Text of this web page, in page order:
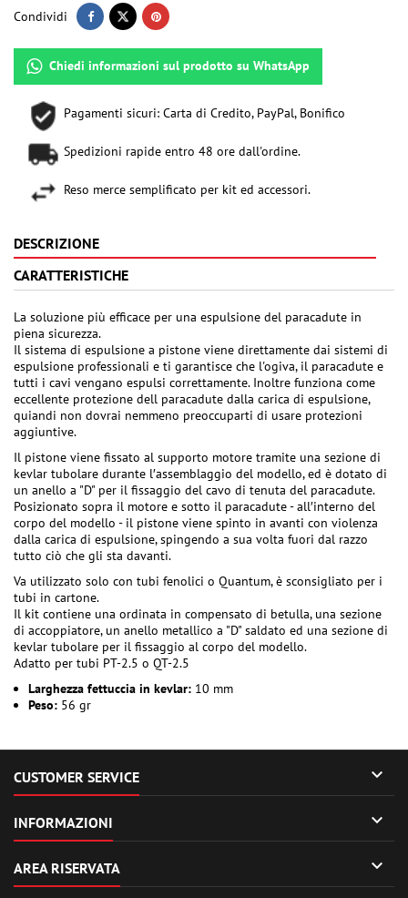
Condividi
Chiedi informazioni sul prodotto su WhatsApp
Pagamenti sicuri: Carta di Credito, PayPal, Bonifico
Spedizioni rapide entro 48 ore dall'ordine.
Reso merce semplificato per kit ed accessori.
DESCRIZIONE
CARATTERISTICHE
La soluzione più efficace per una espulsione del paracadute in
piena sicurezza.
Il sistema di espulsione a pistone viene direttamente dai sistemi di
espulsione professionali e ti garantisce che l'ogiva, il paracadute e
tutti i cavi vengano espulsi correttamente. Inoltre funziona come
eccellente protezione dell paracadute dalla carica di espulsione,
quiandi non dovrai nemmeno preoccuparti di usare protezioni
aggiuntive.
Il pistone viene fissato al supporto motore tramite una sezione di
kevlar tubolare durante l′assemblaggio del modello, ed è dotato di
un anello a "D" per il fissaggio del cavo di tenuta del paracadute.
Posizionato sopra il motore e sotto il paracadute - all′interno del
corpo del modello - il pistone viene spinto in avanti con violenza
dalla carica di espulsione, spingendo a sua volta fuori dal razzo
tutto ciò che gli sta davanti.
Va utilizzato solo con tubi fenolici o Quantum, è sconsigliato per i
tubi in cartone.
Il kit contiene una ordinata in compensato di betulla, una sezione
di accoppiatore, un anello metallico a "D" saldato ed una sezione di
kevlar tubolare per il fissaggio al corpo del modello.
Adatto per tubi PT-2.5 o QT-2.5
Larghezza fettuccia in kevlar: 10 mm
Peso: 56 gr
CUSTOMER SERVICE 
INFORMAZIONI 
AREA RISERVATA 